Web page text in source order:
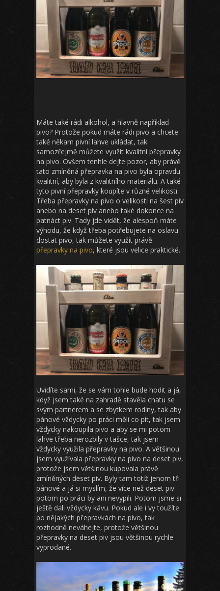
Máte také rádi alkohol, a hlavně například
pivo? Protože pokud máte rádi pivo a chcete
také někam pivní lahve ukládat, tak
samozřejmě můžete využít kvalitní přepravky
na pivo. Ovšem tenhle dejte pozor, aby právě
tato zmíněná přepravka na pivo byla opravdu
kvalitní, aby byla z kvalitního materiálu. A také
tyto pivní přepravky koupíte v různé velikosti.
Třeba přepravky na pivo o velikosti na šest piv
anebo na deset piv anebo také dokonce na
patnáct piv. Tady jde vidět, že alespoň máte
výhodu, že když třeba potřebujete na oslavu
dostat pivo, tak můžete využít právě
přepravky na pivo, které jsou velice praktické.
Uvidíte sami, že se vám tohle bude hodit a já,
když jsem také na zahradě stavěla chatu se
svým partnerem a se zbytkem rodiny, tak aby
pánové vždycky po práci měli co pít, tak jsem
vždycky nakoupila pivo a aby se mi potom
lahve třeba nerozbily v tašce, tak jsem
vždycky využila přepravky na pivo. A většinou
jsem využívala přepravky na pivo na deset piv,
protože jsem většinou kupovala právě
zmíněných deset piv. Byly tam totiž jenom tři
pánové a já si myslím, že více než deset piv
potom po práci by ani nevypili. Potom jsme si
ještě dali vždycky kávu. Pokud ale i vy toužíte
po nějakých přepravkách na pivo, tak
rozhodně neváhejte, protože většinou
přepravky na deset piv jsou většinou rychle
vyprodané.